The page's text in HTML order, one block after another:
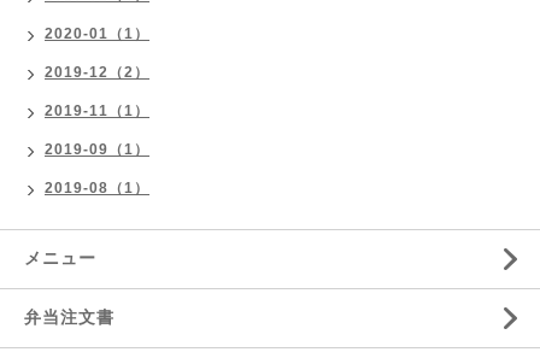
2020-01（1）
2019-12（2）
2019-11（1）
2019-09（1）
2019-08（1）
メニュー
弁当注文書